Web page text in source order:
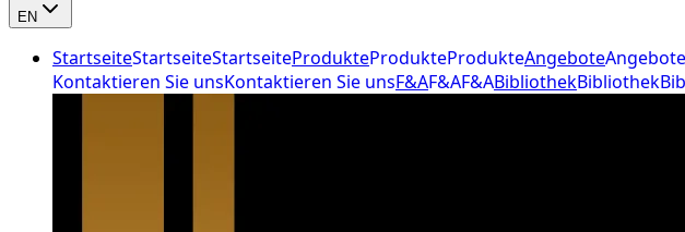
EN
StartseiteStartseiteStartseiteProdukteProdukteProdukteAngeboteAngebote
Kontaktieren Sie unsKontaktieren Sie unsF&AF&AF&ABibliothekBibliothek